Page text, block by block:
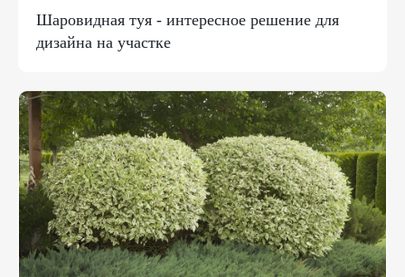
Шаровидная туя - интересное решение для
дизайна на участке